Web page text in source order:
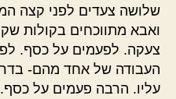
שלושה צעדים לפני קצה
ואבא מתווכחים בקולות
צעקה. לפעמים על כסף.
העבודה של אחד מהם-
עליו. הרבה פעמים על